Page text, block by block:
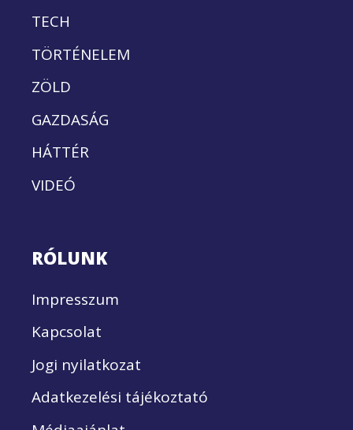
TECH
TÖRTÉNELEM
ZÖLD
GAZDASÁG
HÁTTÉR
VIDEÓ
RÓLUNK
Impresszum
Kapcsolat
Jogi nyilatkozat
Adatkezelési tájékoztató